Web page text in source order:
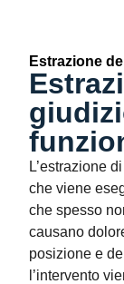
Estrazione
L’estrazione
che viene
che spesso
causano
posizione e
l’intervento